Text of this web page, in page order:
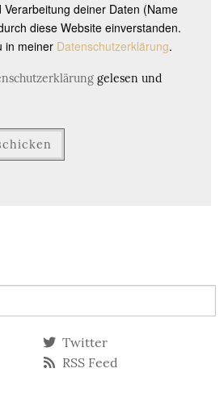
deiner Daten (Name
diese Website einverstanden.
in meiner Datenschutzerklärung.
gelesen und
Twitter
RSS Feed